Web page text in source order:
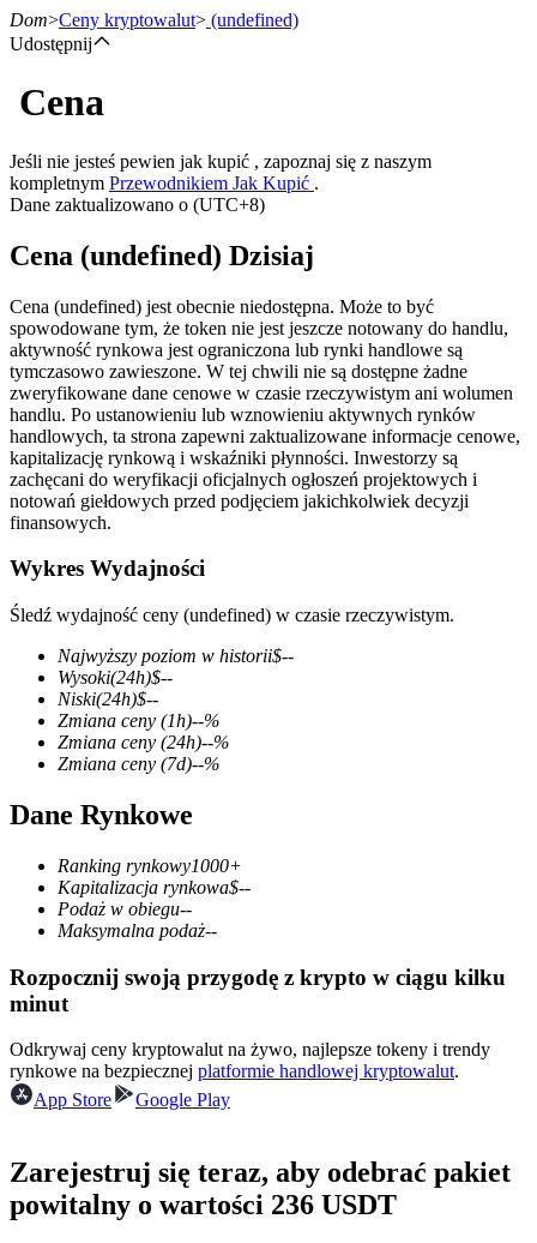
Kontrakty terminowe
Kontrakty terminowe na USDT
Kontrakty futures wykorzystujące USDT jako zabezpieczenie
Kontrakty terminowe COIN-M
Kontrakty terminowe na kryptowaluty
TradFi
Instrumenty pochodne na akcje, forex, metale szlachetne i
towary
Kontrakty terminowe na USDC
Dom>Ceny kryptowalut> (undefined)
Udostępnij
Cena
Jeśli nie jesteś pewien jak kupić , zapoznaj się z naszym
kompletnym Przewodnikiem Jak Kupić .
Dane zaktualizowano o (UTC+8)
Cena (undefined) Dzisiaj
Cena (undefined) jest obecnie niedostępna. Może to być
spowodowane tym, że token nie jest jeszcze notowany do handlu,
aktywność rynkowa jest ograniczona lub rynki handlowe są
tymczasowo zawieszone. W tej chwili nie są dostępne żadne
zweryfikowane dane cenowe w czasie rzeczywistym ani wolumen
handlu. Po ustanowieniu lub wznowieniu aktywnych rynków
handlowych, ta strona zapewni zaktualizowane informacje cenowe,
kapitalizację rynkową i wskaźniki płynności. Inwestorzy są
zachęcani do weryfikacji oficjalnych ogłoszeń projektowych i
notowań giełdowych przed podjęciem jakichkolwiek decyzji
finansowych.
Wykres Wydajności
Śledź wydajność ceny (undefined) w czasie rzeczywistym.
Najwyższy poziom w historii$--
Wysoki(24h)$--
Niski(24h)$--
Zmiana ceny (1h)--%
Zmiana ceny (24h)--%
Zmiana ceny (7d)--%
Dane Rynkowe
Ranking rynkowy1000+
Kapitalizacja rynkowa$--
Podaż w obiegu--
Maksymalna podaż--
Rozpocznij swoją przygodę z krypto w ciągu kilku
minut
Odkrywaj ceny kryptowalut na żywo, najlepsze tokeny i trendy
rynkowe na bezpiecznej platformie handlowej kryptowalut.
App Store
Google Play
Zarejestruj się teraz, aby odebrać pakiet
powitalny o wartości 236 USDT